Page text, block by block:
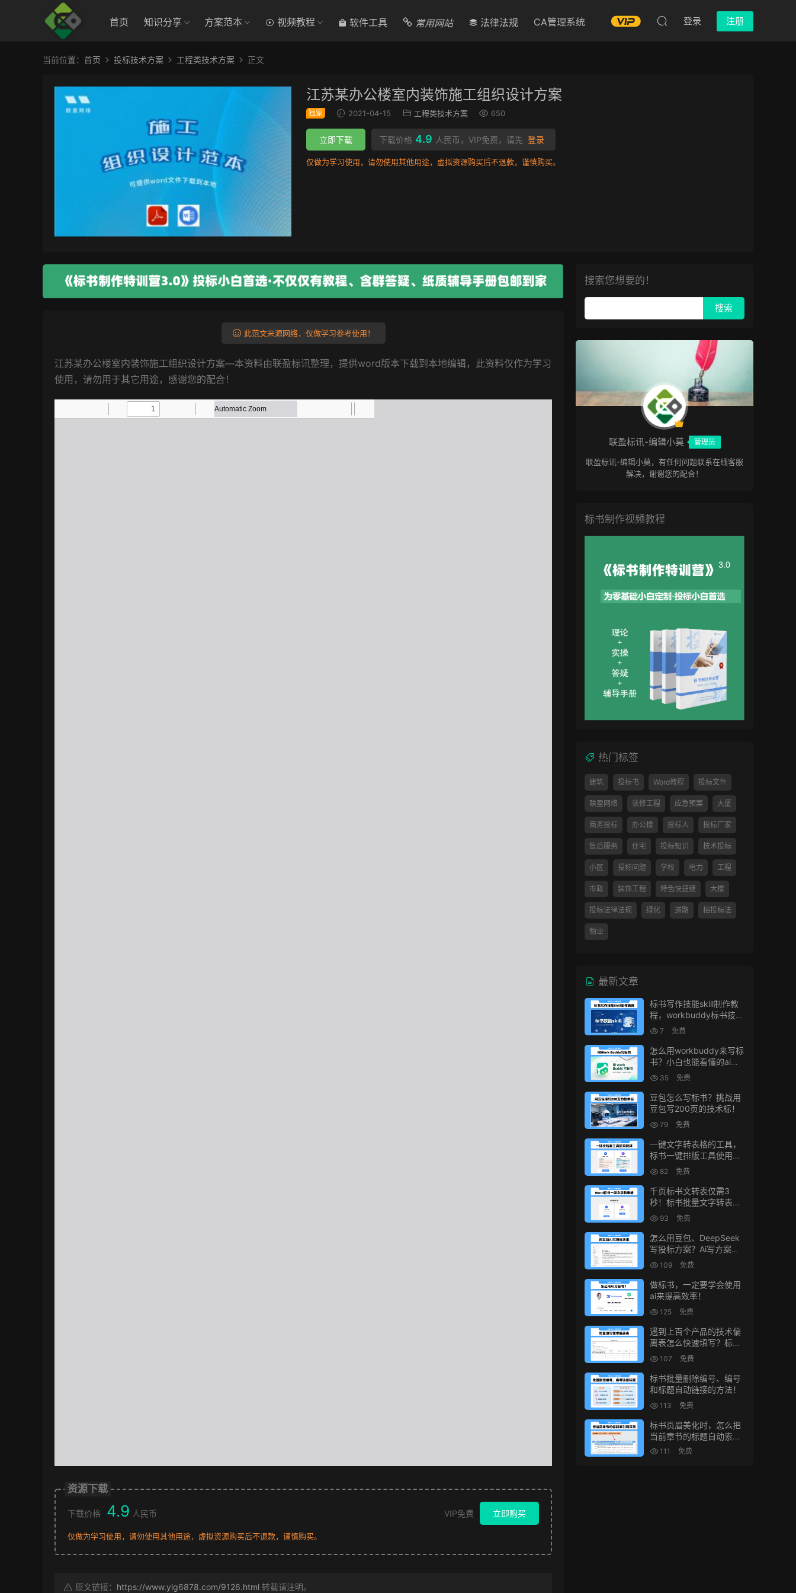
首页 知识分享 方案范本 视频教程 软件工具 常用网站 法律法规 CA管理系统 登录 注册
当前位置： 首页 投标技术方案 工程类技术方案 正文
江苏某办公楼室内装饰施工组织设计方案
独家 2021-04-15 工程类技术方案 650
下载价格 4.9 人民币，VIP免费，请先 登录
立即下载
仅做为学习使用，请勿使用其他用途，虚拟资源购买后不退款，谨慎购买。
此范文来源网络，仅做学习参考使用！
江苏某办公楼室内装饰施工组织设计方案—本资料由联盈标讯整理，提供word版本下载到本地编辑，此资料仅作为学习
使用，请勿用于其它用途，感谢您的配合！
资源下载
下载价格 4.9 人民币 VIP免费 立即购买
仅做为学习使用，请勿使用其他用途，虚拟资源购买后不退款，谨慎购买。
原文链接： https://www.ylg6878.com/9126.html 转载请注明。
搜索您想要的！
联盈标讯-编辑小莫 管理员
联盈标讯-编辑小莫，有任何问题联系在线客服
解决，谢谢您的配合！
标书制作视频教程
热门标签
建筑 投标书 Word教程 投标文件
联盈网络 装修工程 应急预案 大厦
商务投标 办公楼 投标人 投标厂家
售后服务 住宅 投标知识 技术投标
小区 投标问题 学校 电力 工程
市政 装饰工程 特色快捷键 大楼
投标法律法规 绿化 道路 招投标法
物业
最新文章
标书写作技能skill制作教
程，workbuddy标书技能
生成教程
7 免费
怎么用workbuddy来写标
书？小白也能看懂的ai标
书写作方法！
35 免费
豆包怎么写标书？挑战用
豆包写200页的技术标！
79 免费
一键文字转表格的工具，
标书一键排版工具使用教
程 82 免费
千页标书文转表仅需3
秒！标书批量文字转表格
的小工具！
93 免费
怎么用豆包、DeepSeek
写投标方案？Ai写方案的
小技巧
109 免费
做标书，一定要学会使用
ai来提高效率！
125 免费
遇到上百个产品的技术偏
离表怎么快速填写？标书
制作技巧！
107 免费
标书批量删除编号、编号
和标题自动链接的方法！
113 免费
标书页眉美化时，怎么把
当前章节的标题自动索引
到页眉上？
111 免费